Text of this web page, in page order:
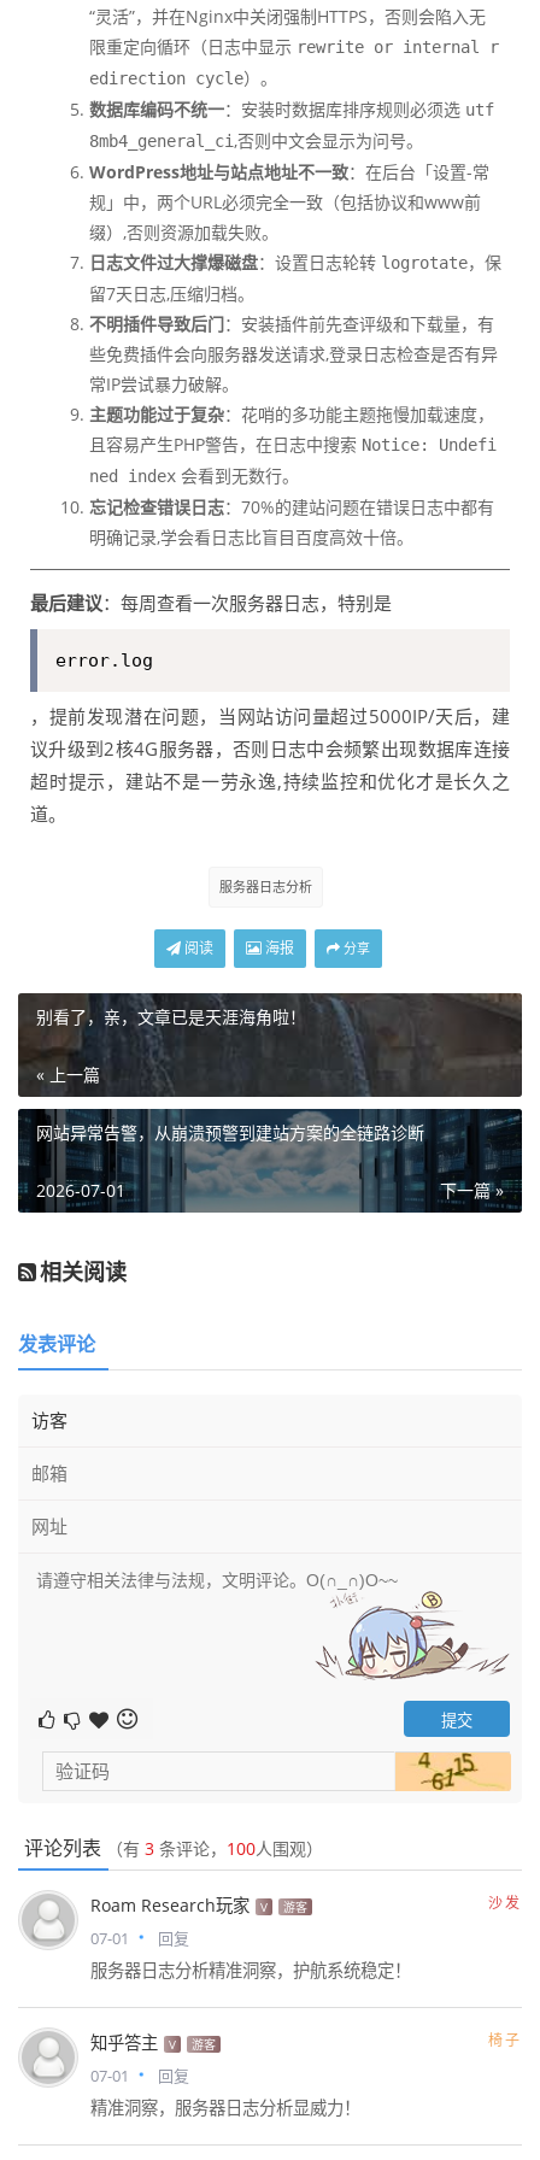
“灵活”，并在Nginx中关闭强制HTTPS，否则会陷入无
限重定向循环（日志中显示 rewrite or internal r
edirection cycle）。
数据库编码不统一：安装时数据库排序规则必须选 utf
8mb4_general_ci,否则中文会显示为问号。
WordPress地址与站点地址不一致：在后台「设置-常
规」中，两个URL必须完全一致（包括协议和www前
缀）,否则资源加载失败。
日志文件过大撑爆磁盘：设置日志轮转 logrotate，保
留7天日志,压缩归档。
不明插件导致后门：安装插件前先查评级和下载量，有
些免费插件会向服务器发送请求,登录日志检查是否有异
常IP尝试暴力破解。
主题功能过于复杂：花哨的多功能主题拖慢加载速度，
且容易产生PHP警告，在日志中搜索 Notice: Undefi
ned index 会看到无数行。
忘记检查错误日志：70%的建站问题在错误日志中都有
明确记录,学会看日志比盲目百度高效十倍。
最后建议：每周查看一次服务器日志，特别是
error.log
，提前发现潜在问题，当网站访问量超过5000IP/天后，建
议升级到2核4G服务器，否则日志中会频繁出现数据库连接
超时提示，建站不是一劳永逸,持续监控和优化才是长久之
道。
服务器日志分析
阅读 海报 分享
别看了，亲，文章已是天涯海角啦！
« 上一篇
网站异常告警，从崩溃预警到建站方案的全链路诊断
下一篇 »
2026-07-01
相关阅读
发表评论
评论列表 （有 3 条评论， 100人围观）
Roam Research玩家 V 游客 沙发
07-01 回复
服务器日志分析精准洞察，护航系统稳定！
知乎答主 V 游客 椅子
07-01 回复
精准洞察，服务器日志分析显威力！